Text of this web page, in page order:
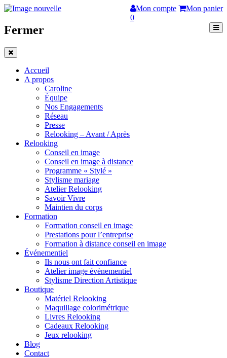
Mon compte
Mon panier
0
Fermer
Accueil
A propos
Caroline
Équipe
Nos Engagements
Réseau
Presse
Relooking – Avant / Après
Relooking
Conseil en image
Conseil en image à distance
Programme « Stylé »
Stylisme mariage
Atelier Relooking
Savoir Vivre
Maintien du corps
Formation
Formation conseil en image
Prestations pour l’entreprise
Formation à distance conseil en image
Événementiel
Ils nous ont fait confiance
Atelier image évènementiel
Stylisme Direction Artistique
Boutique
Matériel Relooking
Maquillage colorimétrique
Livres Relooking
Cadeaux Relooking
Jeux relooking
Blog
Contact